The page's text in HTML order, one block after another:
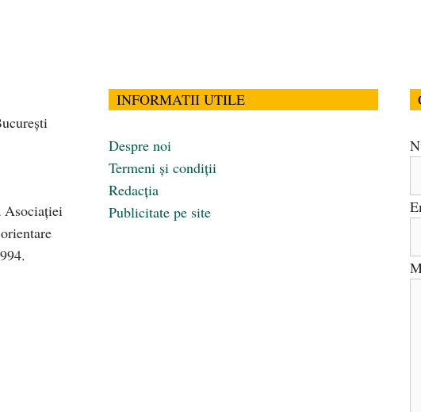
Asociaţiei
INFORMATII UTILE
Despre noi
Termeni și condiții
Redacția
Publicitate pe site